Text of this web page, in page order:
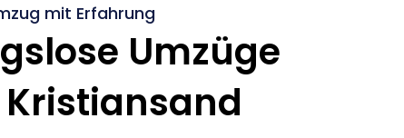
mit Erfahrung
Umzüge
Kristiansand